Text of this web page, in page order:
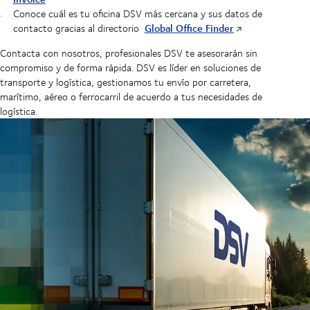
Conoce cuál es tu oficina DSV más cercana y sus datos de
contacto gracias al directorio Global Office Finder
Contacta con nosotros, profesionales DSV te asesorarán sin
compromiso y de forma rápida. DSV es líder en soluciones de
transporte y logística, gestionamos tu envío por carretera,
marítimo, aéreo o ferrocarril de acuerdo a tus necesidades de
logística.